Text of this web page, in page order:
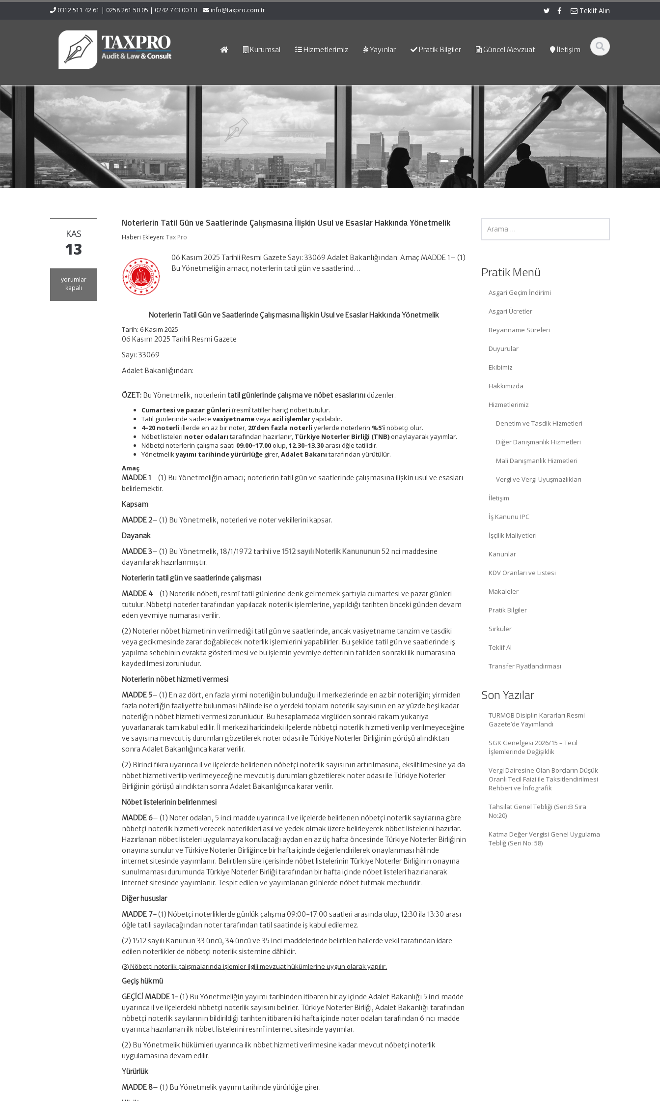
0312 511 42 61 | 0258 261 50 05 | 0242 743 00 10 info@taxpro.com.tr Teklif Alın
Kurumsal Hizmetlerimiz Yayınlar Pratik Bilgiler Güncel Mevzuat İletişim
KAS
13
Noterlerin
Tatil
yorumlar
kapalı
Noterlerin Tatil Gün ve Saatlerinde Çalışmasına İlişkin Usul ve Esaslar Hakkında Yönetmelik
Haberi Ekleyen:Tax Pro
06 Kasım 2025 Tarihli Resmi Gazete Sayı: 33069 Adalet Bakanlığından: Amaç MADDE 1– (1)
Bu Yönetmeliğin amacı; noterlerin tatil gün ve saatlerind…
Noterlerin Tatil Gün ve Saatlerinde Çalışmasına İlişkin Usul ve Esaslar Hakkında Yönetmelik
Tarih: 6 Kasım 2025
06 Kasım 2025 Tarihli Resmi Gazete
Sayı: 33069
Adalet Bakanlığından:
ÖZET: Bu Yönetmelik, noterlerintatil günlerinde çalışma ve nöbet esaslarınıdüzenler.
Cumartesi ve pazar günleri (resmî tatiller hariç) nöbet tutulur.
Tatil günlerinde sadecevasiyetnameveya acil işlemleryapılabilir.
4–20 noterli illerde en az bir noter, 20’den fazla noterli yerlerde noterlerin %5’i nöbetçi olur.
Nöbet listeleri noter odaları tarafından hazırlanır, Türkiye Noterler Birliği (TNB) onaylayarak yayımlar.
Nöbetçi noterlerin çalışma saati 09.00–17.00 olup,12.30–13.30 arası öğle tatilidir.
Yönetmelikyayımı tarihinde yürürlüğe girer,Adalet Bakanı tarafından yürütülür.
Amaç
MADDE 1 – (1) Bu Yönetmeliğin amacı; noterlerin tatil gün ve saatlerinde çalışmasına ilişkin usul ve esasları
belirlemektir.
Kapsam
MADDE 2– (1) Bu Yönetmelik, noterleri ve noter vekillerini kapsar.
Dayanak
MADDE 3– (1) Bu Yönetmelik, 18/1/1972 tarihli ve 1512 sayılı Noterlik Kanununun 52 nci maddesine
dayanılarak hazırlanmıştır.
Noterlerin tatil gün ve saatlerinde çalışması
MADDE 4– (1) Noterlik nöbeti, resmî tatil günlerine denk gelmemek şartıyla cumartesi ve pazar günleri
tutulur. Nöbetçi noterler tarafından yapılacak noterlik işlemlerine, yapıldığı tarihten önceki günden devam
eden yevmiye numarası verilir.
(2) Noterler nöbet hizmetinin verilmediği tatil gün ve saatlerinde, ancak vasiyetname tanzim ve tasdiki
veya gecikmesinde zarar doğabilecek noterlik işlemlerini yapabilirler. Bu şekilde tatil gün ve saatlerinde iş
yapılma sebebinin evrakta gösterilmesi ve bu işlemin yevmiye defterinin tatilden sonraki ilk numarasına
kaydedilmesi zorunludur.
Noterlerin nöbet hizmeti vermesi
MADDE 5– (1) En az dört, en fazla yirmi noterliğin bulunduğu il merkezlerinde en az bir noterliğin; yirmiden
fazla noterliğin faaliyette bulunması hâlinde ise o yerdeki toplam noterlik sayısının en az yüzde beşi kadar
noterliğin nöbet hizmeti vermesi zorunludur. Bu hesaplamada virgülden sonraki rakam yukarıya
yuvarlanarak tam kabul edilir. İl merkezi haricindeki ilçelerde nöbetçi noterlik hizmeti verilip verilmeyeceğine
ve sayısına mevcut iş durumları gözetilerek noter odası ile Türkiye Noterler Birliğinin görüşü alındıktan
sonra Adalet Bakanlığınca karar verilir.
(2) Birinci fıkra uyarınca il ve ilçelerde belirlenen nöbetçi noterlik sayısının artırılmasına, eksiltilmesine ya da
nöbet hizmeti verilip verilmeyeceğine mevcut iş durumları gözetilerek noter odası ile Türkiye Noterler
Birliğinin görüşü alındıktan sonra Adalet Bakanlığınca karar verilir.
Nöbet listelerinin belirlenmesi
MADDE 6– (1) Noter odaları, 5 inci madde uyarınca il ve ilçelerde belirlenen nöbetçi noterlik sayılarına göre
nöbetçi noterlik hizmeti verecek noterlikleri asıl ve yedek olmak üzere belirleyerek nöbet listelerini hazırlar.
Hazırlanan nöbet listeleri uygulamaya konulacağı aydan en az üç hafta öncesinde Türkiye Noterler Birliğinin
onayına sunulur ve Türkiye Noterler Birliğince bir hafta içinde değerlendirilerek onaylanması hâlinde
internet sitesinde yayımlanır. Belirtilen süre içerisinde nöbet listelerinin Türkiye Noterler Birliğinin onayına
sunulmaması durumunda Türkiye Noterler Birliği tarafından bir hafta içinde nöbet listeleri hazırlanarak
internet sitesinde yayımlanır. Tespit edilen ve yayımlanan günlerde nöbet tutmak mecburidir.
Diğer hususlar
MADDE 7-(1) Nöbetçi noterliklerde günlük çalışma 09:00-17:00 saatleri arasında olup, 12:30 ila 13:30 arası
öğle tatili sayılacağından noter tarafından tatil saatinde iş kabul edilemez.
(2) 1512 sayılı Kanunun 33 üncü, 34 üncü ve 35 inci maddelerinde belirtilen hallerde vekil tarafından idare
edilen noterlikler de nöbetçi noterlik sistemine dâhildir.
(3) Nöbetçi noterlik çalışmalarında işlemler ilgili mevzuat hükümlerine uygun olarak yapılır.
Geçiş hükmü
GEÇİCİ MADDE 1-(1) Bu Yönetmeliğin yayımı tarihinden itibaren bir ay içinde Adalet Bakanlığı 5 inci madde
uyarınca il ve ilçelerdeki nöbetçi noterlik sayısını belirler. Türkiye Noterler Birliği, Adalet Bakanlığı tarafından
nöbetçi noterlik sayılarının bildirildiği tarihten itibaren iki hafta içinde noter odaları tarafından 6 ncı madde
uyarınca hazırlanan ilk nöbet listelerini resmî internet sitesinde yayımlar.
(2) Bu Yönetmelik hükümleri uyarınca ilk nöbet hizmeti verilmesine kadar mevcut nöbetçi noterlik
uygulamasına devam edilir.
Yürürlük
MADDE 8– (1) Bu Yönetmelik yayımı tarihinde yürürlüğe girer.
Pratik Menü
Asgari Geçim İndirimi
Asgari Ücretler
Beyanname Süreleri
Duyurular
Ekibimiz
Hakkımızda
Hizmetlerimiz
Denetim ve Tasdik Hizmetleri
Diğer Danışmanlık Hizmetleri
Mali Danışmanlık Hizmetleri
Vergi ve Vergi Uyuşmazlıkları
İletişim
İş Kanunu IPC
İşçilik Maliyetleri
Kanunlar
KDV Oranları ve Listesi
Makaleler
Pratik Bilgiler
Sirküler
Teklif Al
Transfer Fiyatlandırması
Son Yazılar
TÜRMOB Disiplin Kararları Resmi
Gazete’de Yayımlandı
SGK Genelgesi 2026/15 – Tecil
İşlemlerinde Değişiklik
Vergi Dairesine Olan Borçların Düşük
Oranlı Tecil Faizi ile Taksitlendirilmesi
Rehberi ve İnfografik
Tahsilat Genel Tebliği (Seri:B Sıra
No:20)
Katma Değer Vergisi Genel Uygulama
Tebliğ (Seri No: 58)